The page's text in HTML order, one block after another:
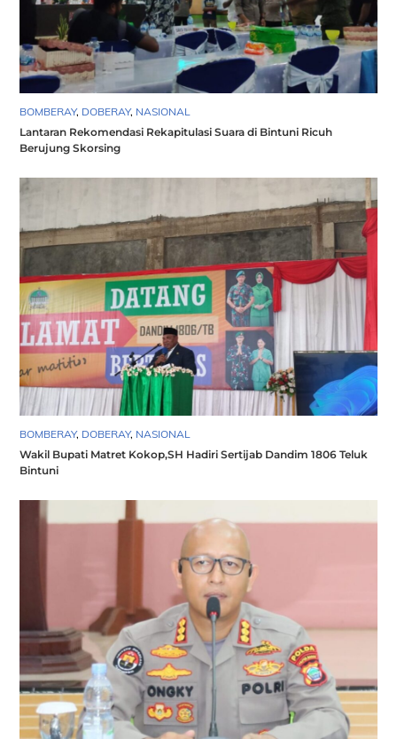
BOMBERAY, DOBERAY, NASIONAL
Lantaran Rekomendasi Rekapitulasi Suara di Bintuni Ricuh
Berujung Skorsing
BOMBERAY, DOBERAY, NASIONAL
Wakil Bupati Matret Kokop,SH Hadiri Sertijab Dandim 1806 Teluk
Bintuni